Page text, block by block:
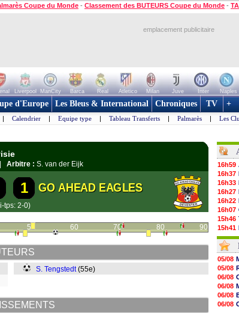
Coupe du Monde - Classement des BUTEURS Coupe du Monde -
emplacement publicitaire
Liverpool ManCity Barca Real Atletico Milan Juve Inter Naples
d'Europe Les Bleus & International Chroniques TV +
| Calendrier | Equipe type | Tableau Transferts | Palmarès | Les
Arbitre : S. van der Eijk
1 GO AHEAD EAGLES
tps: 2-0)
50 60 70 80 90
S. Tengstedt(55e)
16h59
16h37
16h33
16h27
16h22
16h07
15h46
15h41
15h20
14h55
14h38
14h19
13h56
13h35
13h12
12h48
12h25
05/08
05/08
06/08
06/08
06/08
06/08